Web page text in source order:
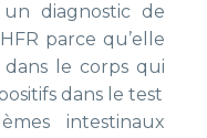
diagnostic de
parce qu’elle
le corps qui
dans le test
intestinaux